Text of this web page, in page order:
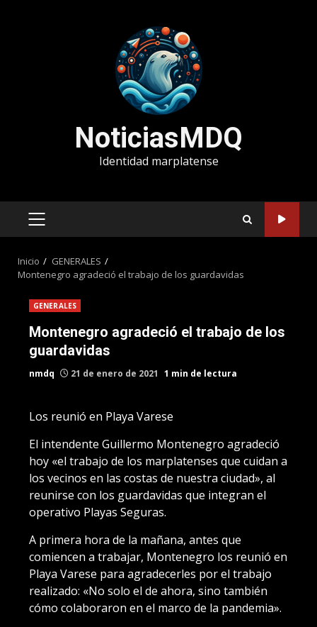
NoticiasMDQ
Identidad marplatense
MENÚ
Inicio
GENERALES
Montenegro agradeció el trabajo de los guardavidas
GENERALES
Montenegro agradeció el trabajo de los
guardavidas
nmdq 21 de enero de 2021 1 min de lectura
Los reunió en Playa Varese
El intendente Guillermo Montenegro agradeció
hoy «el trabajo de los marplatenses que cuidan a
los vecinos en las costas de nuestra ciudad», al
reunirse con los guardavidas que integran el
operativo Playas Seguras.
A primera hora de la mañana, antes que
comiencen a trabajar, Montenegro los reunió en
Playa Varese para agradecerles por el trabajo
realizado: «No solo el de ahora, sino también
cómo colaboraron en el marco de la pandemia».